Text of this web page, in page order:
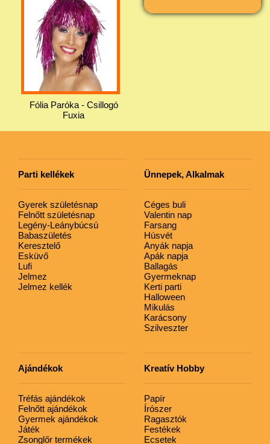
Fólia Paróka - Csillogó
Fuxia
Parti kellékek
Gyerek születésnap
Felnőtt születésnap
Legény-Leánybúcsú
Babaszületés
Keresztelő
Esküvő
Lufi
Jelmez
Jelmez kellék
Ünnepek, Alkalmak
Céges buli
Valentin nap
Farsang
Húsvét
Anyák napja
Apák napja
Ballagás
Gyermeknap
Kerti parti
Halloween
Mikulás
Karácsony
Szilveszter
Ajándékok
Tréfás ajándékok
Felnőtt ajándékok
Gyermek ajándékok
Játék
Zsonglőr termékek
Kreatív Hobby
Papír
Írószer
Ragasztók
Festékek
Ecsetek